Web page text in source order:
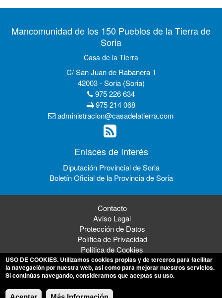
Mancomunidad de los 150 Pueblos de la Tierra de
Soria
Casa de la Tierra
C/ San Juan de Rabanera 1
42003 - Soria (Soria)
975 226 634
975 214 068
administracion@casadelatierra.com
Enlaces de Interés
Diputación Provincial de Soria
Boletín Oficial de la Provincia de Soria
Contacto
Aviso Legal
Protección de Datos
Política de Privacidad
Política de Cookies
© 2026 Mancomunidad de los 150 Pueblos de la Tierra de Soria
USO DE COOKIES. Utilizamos cookies propias y de terceros para facilitar
la navegación por nuestra web, así como para mejorar nuestros servicios.
Si continúas navegando, consideramos que aceptas su uso.